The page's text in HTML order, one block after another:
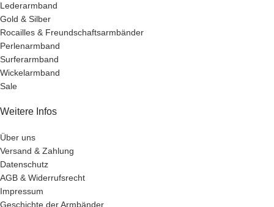
Lederarmband
Gold & Silber
Rocailles & Freundschaftsarmbänder
Perlenarmband
Surferarmband
Wickelarmband
Sale
Weitere Infos
Über uns
Versand & Zahlung
Datenschutz
AGB & Widerrufsrecht
Impressum
Geschichte der Armbänder